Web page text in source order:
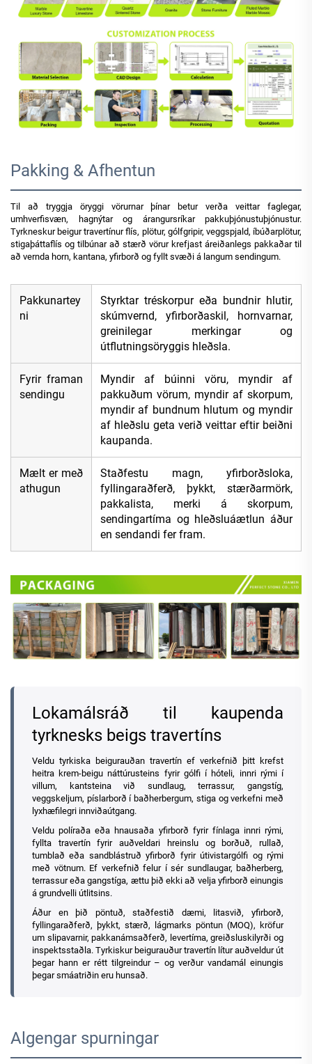
Pakking & Afhentun
Til að tryggja öryggi vörurnar þínar betur verða veittar faglegar,
umhverfisvæn, hagnýtar og árangursríkar pakkuþjónustuþjónustur.
Tyrkneskur beigur travertínur flís, plötur, gólfgripir, veggspjald, íbúðarplötur,
stigaþáttaflís og tilbúnar að stærð vörur krefjast áreiðanlegs pakkaðar til
að vernda horn, kantana, yfirborð og fyllt svæði á langum sendingum.
Pakkunartey
ni
Styrktar tréskorpur eða bundnir hlutir,
skúmvernd, yfirborðaskil, hornvarnar,
greinilegar merkingar og
útflutningsöryggis hleðsla.
Fyrir framan
sendingu
Myndir af búinni vöru, myndir af
pakkuðum vörum, myndir af skorpum,
myndir af bundnum hlutum og myndir
af hleðslu geta verið veittar eftir beiðni
kaupanda.
Mælt er með
athugun
Staðfestu magn, yfirborðsloka,
fyllingaraðferð, þykkt, stærðarmörk,
pakkalista, merki á skorpum,
sendingartíma og hleðsluáætlun áður
en sendandi fer fram.
Lokamálsráð til kaupenda
tyrknesks beigs travertíns
Veldu tyrkiska beigurauðan travertín ef verkefnið þitt krefst
heitra krem-beigu náttúrusteins fyrir gólfi í hóteli, innri rými í
villum, kantsteina við sundlaug, terrassur, gangstíg,
veggskeljum, píslarborð í baðherbergum, stiga og verkefni með
lyxhæfilegri innviðaútgang.
Veldu políraða eða hnausaða yfirborð fyrir fínlaga innri rými,
fyllta travertín fyrir auðveldari hreinslu og borðuð, rullað,
tumblað eða sandblástruð yfirborð fyrir útivistargólfi og rými
með vötnum. Ef verkefnið felur í sér sundlaugar, baðherberg,
terrassur eða gangstíga, ættu þið ekki að velja yfirborð einungis
á grundvelli útlitsins.
Áður en þið pöntuð, staðfestið dæmi, litasvið, yfirborð,
fyllingaraðferð, þykkt, stærð, lágmarks pöntun (MOQ), kröfur
um slipavarnir, pakkanámsaðferð, levertíma, greiðsluskilyrði og
inspektsstaðla. Tyrkiskur beigurauður travertín lítur auðveldur út
þegar hann er rétt tilgreindur – og verður vandamál einungis
þegar smáatriðin eru hunsað.
Algengar spurningar